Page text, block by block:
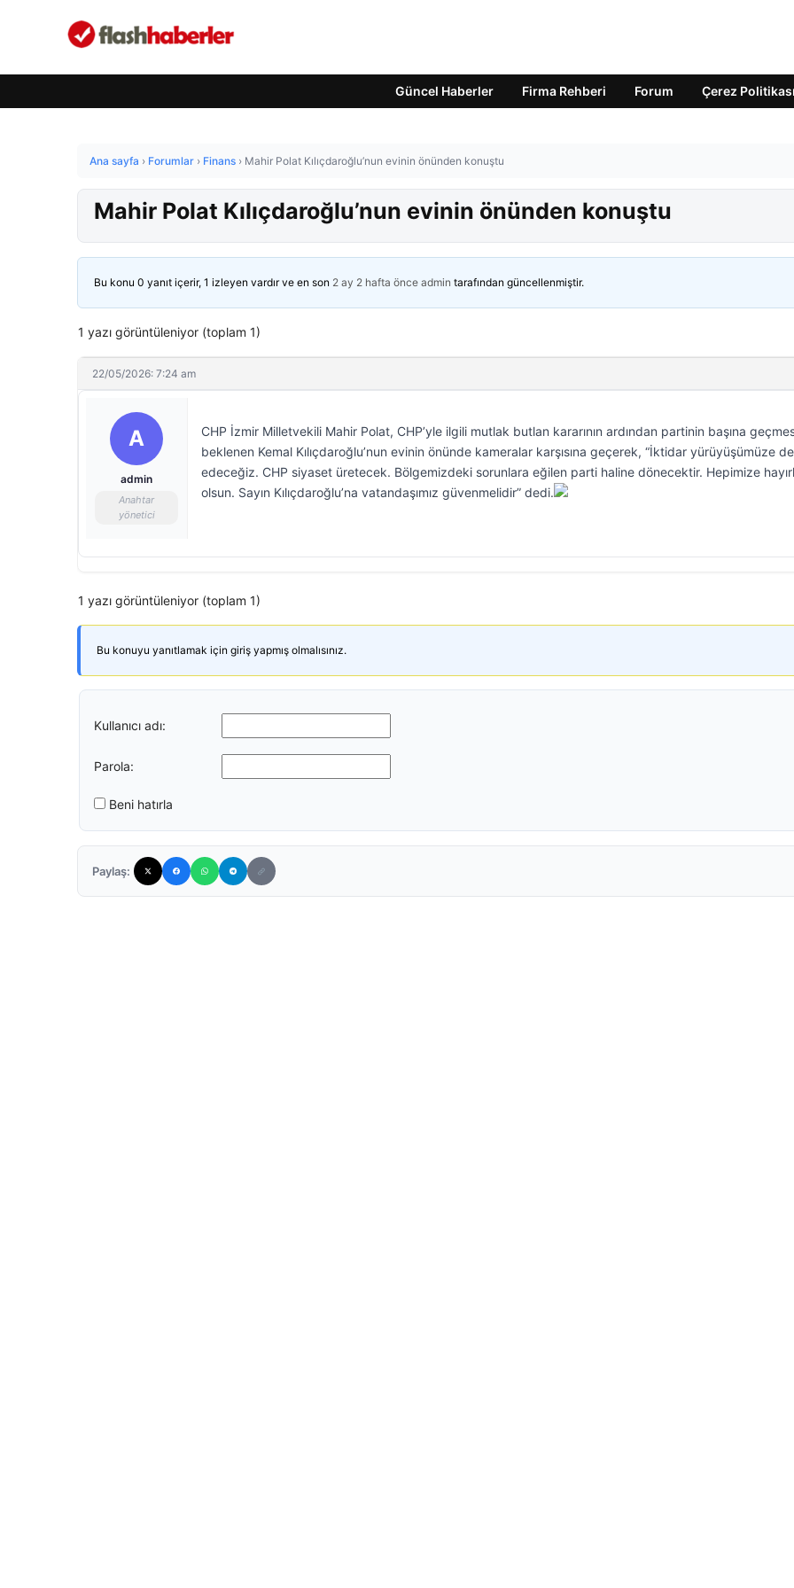
Güncel Haberler Firma Rehberi Forum Çerez Politikası
Ana sayfa › Forumlar › Finans › Mahir Polat Kılıçdaroğlu’nun evinin önünden konuştu
Mahir Polat Kılıçdaroğlu’nun evinin önünden konuştu
Bu konu 0 yanıt içerir, 1 izleyen vardır ve en son 2 ay 2 hafta önce admin tarafından güncellenmiştir.
1 yazı görüntüleniyor (toplam 1)
22/05/2026: 7:24 am
A
admin
Anahtar
yönetici
CHP İzmir Milletvekili Mahir Polat, CHP’yle ilgili mutlak butlan kararının ardından partinin başına
beklenen Kemal Kılıçdaroğlu’nun evinin önünde kameralar karşısına geçerek, “İktidar yürüyüşümüze
edeceğiz. CHP siyaset üretecek. Bölgemizdeki sorunlara eğilen parti haline dönecektir. Hepimize
olsun. Sayın Kılıçdaroğlu’na vatandaşımız güvenmelidir” dedi.
1 yazı görüntüleniyor (toplam 1)
Bu konuyu yanıtlamak için giriş yapmış olmalısınız.
Kullanıcı adı:
Parola:
Beni hatırla
Paylaş: